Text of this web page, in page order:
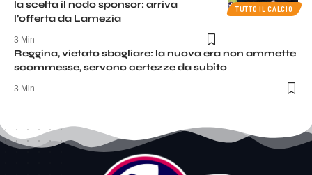
TUTTO IL CALCIO
la scelta il nodo sponsor: arriva
l’offerta da Lamezia
3 Min
Reggina, vietato sbagliare: la nuova era non ammette
scommesse, servono certezze da subito
3 Min